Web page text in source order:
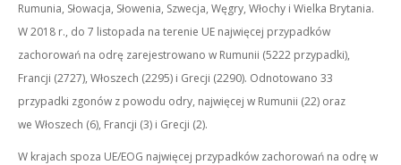
Rumunia, Słowacja, Słowenia, Szwecja, Węgry, Włochy i Wielka Brytania.
W 2018 r., do 7 listopada na terenie UE najwięcej przypadków
zachorowań na odrę zarejestrowano w Rumunii (5222 przypadki),
Francji (2727), Włoszech (2295) i Grecji (2290). Odnotowano 33
przypadki zgonów z powodu odry, najwięcej w Rumunii (22) oraz
we Włoszech (6), Francji (3) i Grecji (2).
W krajach spoza UE/EOG najwięcej przypadków zachorowań na odrę w